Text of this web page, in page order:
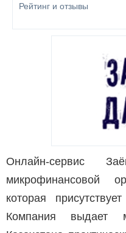
Онлайн-сервис
микрофинансовой
которая
Компания выдает